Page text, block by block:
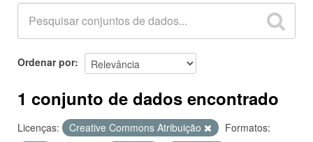
GRUPOS
SOBRE
Ordenar por
1 conjunto de dados encontrado
Licenças: Creative Commons Atribuição
Formatos: